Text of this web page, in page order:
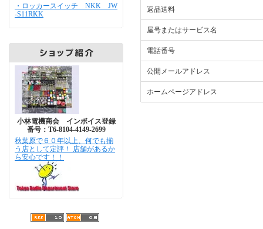
・ロッカースイッチ NKK JW
-S11RKK
小林電機商会 インボイス登録
番号：T6-8104-4149-2699
秋葉原で６０年以上、何でも揃
う店として定評！ 店舗があるか
ら安心です！！
返品送料
屋号またはサービス名
電話番号
公開メールアドレス
ホームページアドレス